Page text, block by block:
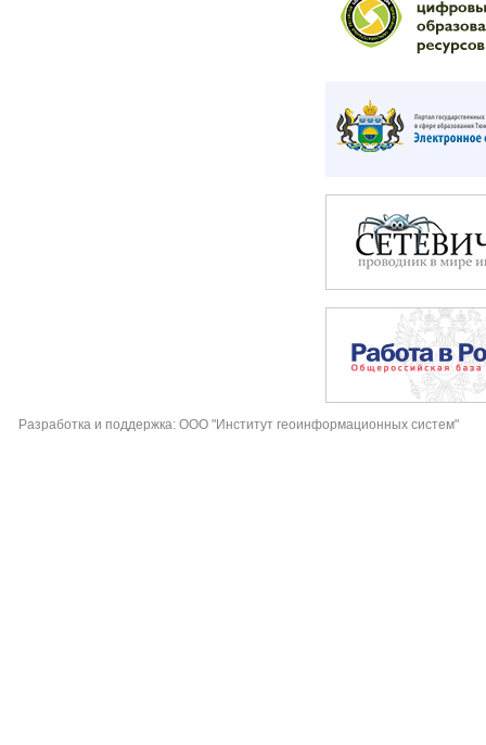
Разработка и поддержка: ООО "Институт геоинформационных систем"